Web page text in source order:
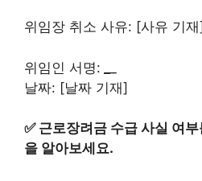
위임장 취소 사유: [사유 기재]
위임인 서명:
날짜: [날짜 기재]
✅ 근로장려금 수급 사실 여
을 알아보세요.